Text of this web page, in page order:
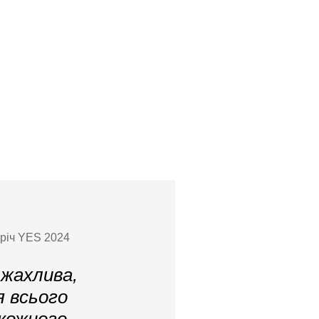
YES 2024
всього